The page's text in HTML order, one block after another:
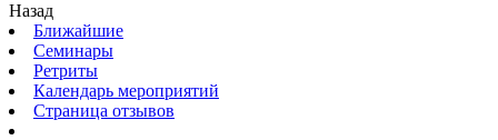
Назад
Ближайшие
Семинары
Ретриты
Календарь мероприятий
Страница отзывов